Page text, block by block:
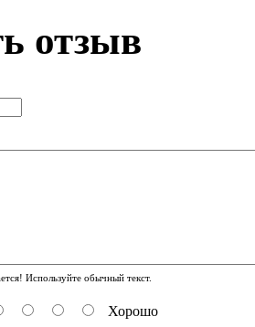
отзыв
Используйте обычный текст.
Хорошо